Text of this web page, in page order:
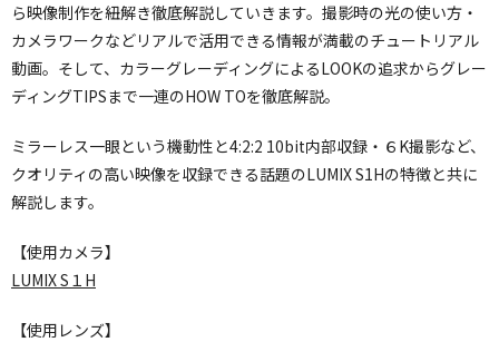
ら映像制作を紐解き徹底解説していきます。撮影時の光の使い方・
カメラワークなどリアルで活用できる情報が満載のチュートリアル
動画。そして、カラーグレーディングによるLOOKの追求からグレー
ディングTIPSまで一連のHOW TOを徹底解説。
ミラーレス一眼という機動性と4:2:2 10bit内部収録・６K撮影など、
クオリティの高い映像を収録できる話題のLUMIX S1Hの特徴と共に
解説します。
【使用カメラ】
LUMIX S１H
【使用レンズ】